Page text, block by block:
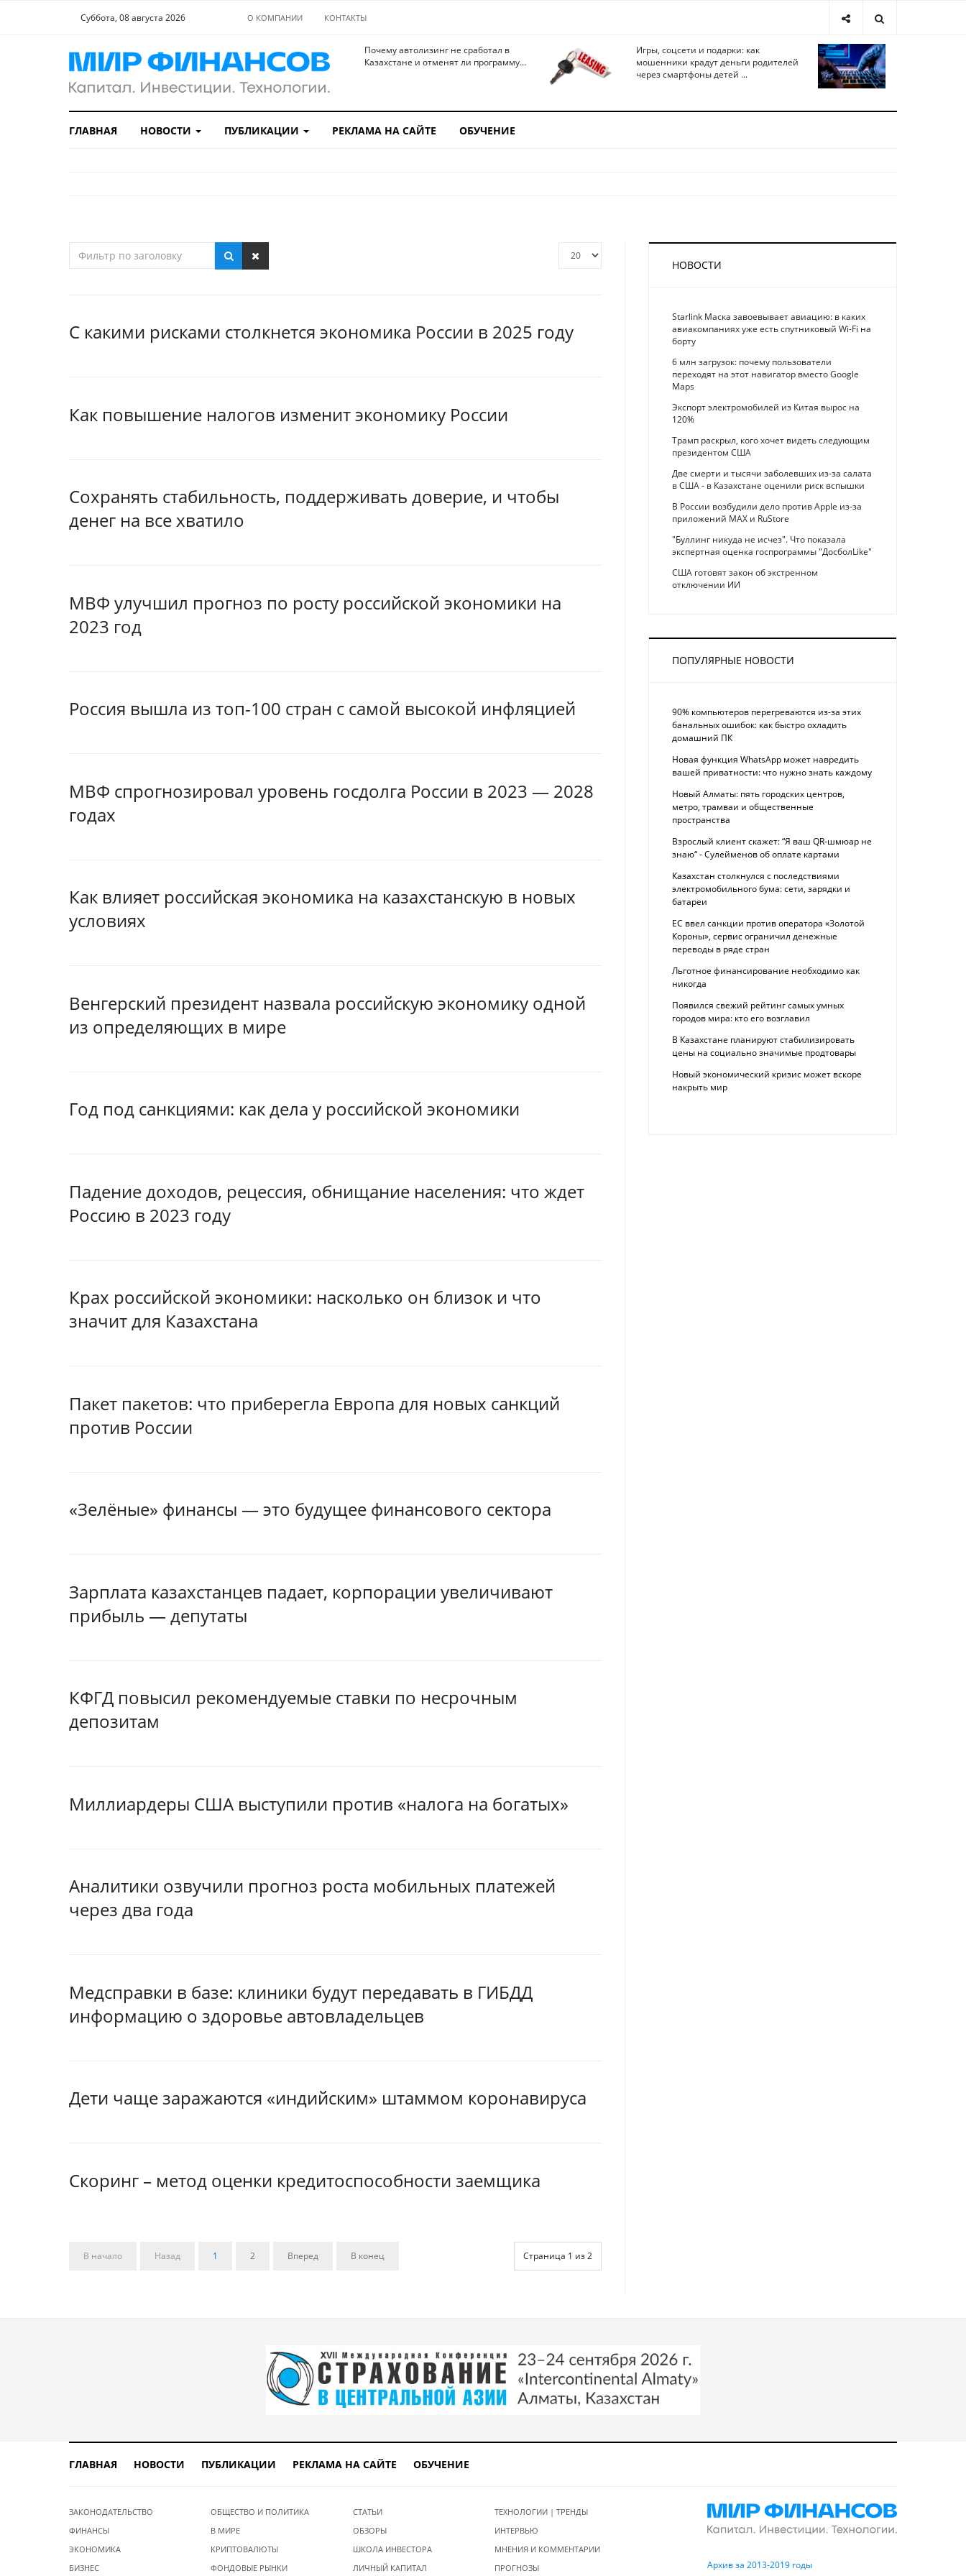
Суббота, 08 августа 2026 О КОМПАНИИ КОНТАКТЫ
Почему автолизинг не сработал в
Казахстане и отменят ли программу...
Игры, соцсети и подарки: как
мошенники крадут деньги родителей
через смартфоны детей ...
ГЛАВНАЯ НОВОСТИ ПУБЛИКАЦИИ РЕКЛАМА НА САЙТЕ ОБУЧЕНИЕ
С какими рисками столкнется экономика России в 2025 году
Как повышение налогов изменит экономику России
Сохранять стабильность, поддерживать доверие, и чтобы
денег на все хватило
МВФ улучшил прогноз по росту российской экономики на
2023 год
Россия вышла из топ-100 стран с самой высокой инфляцией
МВФ спрогнозировал уровень госдолга России в 2023 — 2028
годах
Как влияет российская экономика на казахстанскую в новых
условиях
Венгерский президент назвала российскую экономику одной
из определяющих в мире
Год под санкциями: как дела у российской экономики
Падение доходов, рецессия, обнищание населения: что ждет
Россию в 2023 году
Крах российской экономики: насколько он близок и что
значит для Казахстана
Пакет пакетов: что приберегла Европа для новых санкций
против России
«Зелёные» финансы — это будущее финансового сектора
Зарплата казахстанцев падает, корпорации увеличивают
прибыль — депутаты
КФГД повысил рекомендуемые ставки по несрочным
депозитам
Миллиардеры США выступили против «налога на богатых»
Аналитики озвучили прогноз роста мобильных платежей
через два года
Медсправки в базе: клиники будут передавать в ГИБДД
информацию о здоровье автовладельцев
Дети чаще заражаются «индийским» штаммом коронавируса
Скоринг – метод оценки кредитоспособности заемщика
Страница 1 из 2
В начало Назад 1 2 Вперед В конец
НОВОСТИ
Starlink Маска завоевывает авиацию: в каких
авиакомпаниях уже есть спутниковый Wi-Fi на
борту
6 млн загрузок: почему пользователи
переходят на этот навигатор вместо Google
Maps
Экспорт электромобилей из Китая вырос на
120%
Трамп раскрыл, кого хочет видеть следующим
президентом США
Две смерти и тысячи заболевших из-за салата
в США - в Казахстане оценили риск вспышки
В России возбудили дело против Apple из-за
приложений MAX и RuStore
"Буллинг никуда не исчез". Что показала
экспертная оценка госпрограммы "ДосболLike"
США готовят закон об экстренном
отключении ИИ
ПОПУЛЯРНЫЕ НОВОСТИ
90% компьютеров перегреваются из-за этих
банальных ошибок: как быстро охладить
домашний ПК
Новая функция WhatsApp может навредить
вашей приватности: что нужно знать каждому
Новый Алматы: пять городских центров,
метро, трамваи и общественные
пространства
Взрослый клиент скажет: “Я ваш QR-шмюар не
знаю“ - Сулейменов об оплате картами
Казахстан столкнулся с последствиями
электромобильного бума: сети, зарядки и
батареи
ЕС ввел санкции против оператора «Золотой
Короны», сервис ограничил денежные
переводы в ряде стран
Льготное финансирование необходимо как
никогда
Появился свежий рейтинг самых умных
городов мира: кто его возглавил
В Казахстане планируют стабилизировать
цены на социально значимые продтовары
Новый экономический кризис может вскоре
накрыть мир
ГЛАВНАЯ НОВОСТИ ПУБЛИКАЦИИ РЕКЛАМА НА САЙТЕ ОБУЧЕНИЕ
ЗАКОНОДАТЕЛЬСТВО
ФИНАНСЫ
ЭКОНОМИКА
БИЗНЕС
ОБЩЕСТВО И ПОЛИТИКА
В МИРЕ
КРИПТОВАЛЮТЫ
ФОНДОВЫЕ РЫНКИ
СТАТЬИ
ОБЗОРЫ
ШКОЛА ИНВЕСТОРА
ЛИЧНЫЙ КАПИТАЛ
ТЕХНОЛОГИИ | ТРЕНДЫ
ИНТЕРВЬЮ
МНЕНИЯ И КОММЕНТАРИИ
ПРОГНОЗЫ
Архив за 2013-2019 годы